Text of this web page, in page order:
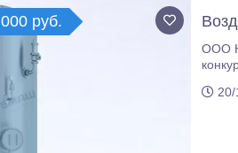
руб.
ООО
20/